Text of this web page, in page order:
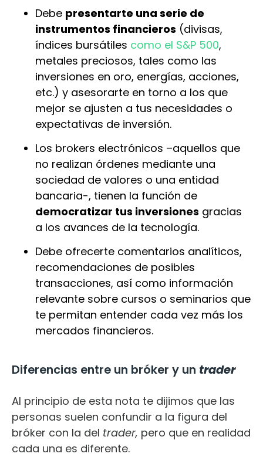
Debe presentarte una serie de
instrumentos financieros (divisas,
índices bursátiles como el S&P 500,
metales preciosos, tales como las
inversiones en oro, energías, acciones,
etc.) y asesorarte en torno a los que
mejor se ajusten a tus necesidades o
expectativas de inversión.
Los brokers electrónicos –aquellos que
no realizan órdenes mediante una
sociedad de valores o una entidad
bancaria-, tienen la función de
democratizar tus inversiones gracias
a los avances de la tecnología.
Debe ofrecerte comentarios analíticos,
recomendaciones de posibles
transacciones, así como información
relevante sobre cursos o seminarios que
te permitan entender cada vez más los
mercados financieros.
Diferencias entre un bróker y un trader
Al principio de esta nota te dijimos que las
personas suelen confundir a la figura del
bróker con la del trader, pero que en realidad
cada una es diferente.